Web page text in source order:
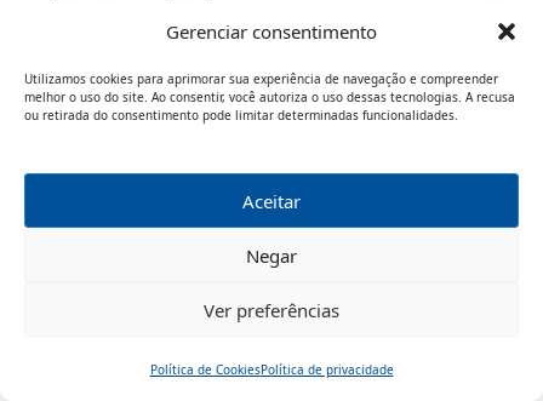
Gerenciar consentimento
Utilizamos cookies para aprimorar sua experiência de navegação e compreender
melhor o uso do site. Ao consentir, você autoriza o uso dessas tecnologias. A recusa
ou retirada do consentimento pode limitar determinadas funcionalidades.
Aceitar
Negar
Ver preferências
Política de CookiesPolítica de privacidade
Esta grandeza do sacerdócio me leva a ser
ousado e a professar minha fé neste grande
hora de minha morte eu tivesse de escolher
entre ter ao meu lado a Virgem Imaculada e
preferiria ter o sacerdote. E a razão é muito
simples. Nossa Senhora é maior e mais santa